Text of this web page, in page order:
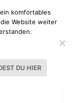
komfortables
Website weiter
DU HIER